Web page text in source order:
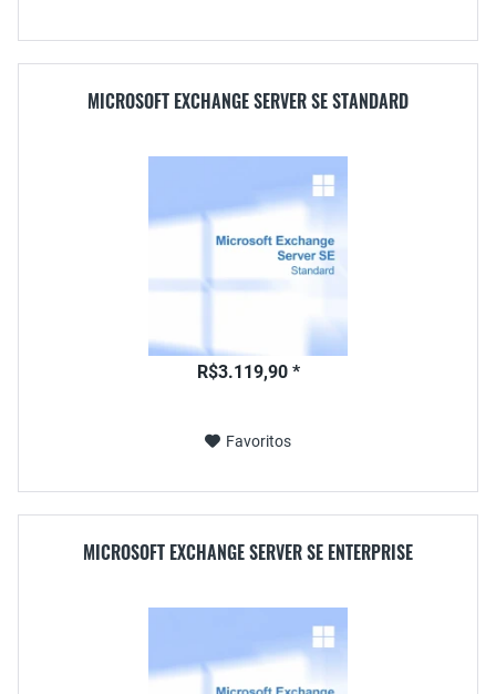
MICROSOFT EXCHANGE SERVER SE STANDARD
R$3.119,90 *
Favoritos
MICROSOFT EXCHANGE SERVER SE ENTERPRISE